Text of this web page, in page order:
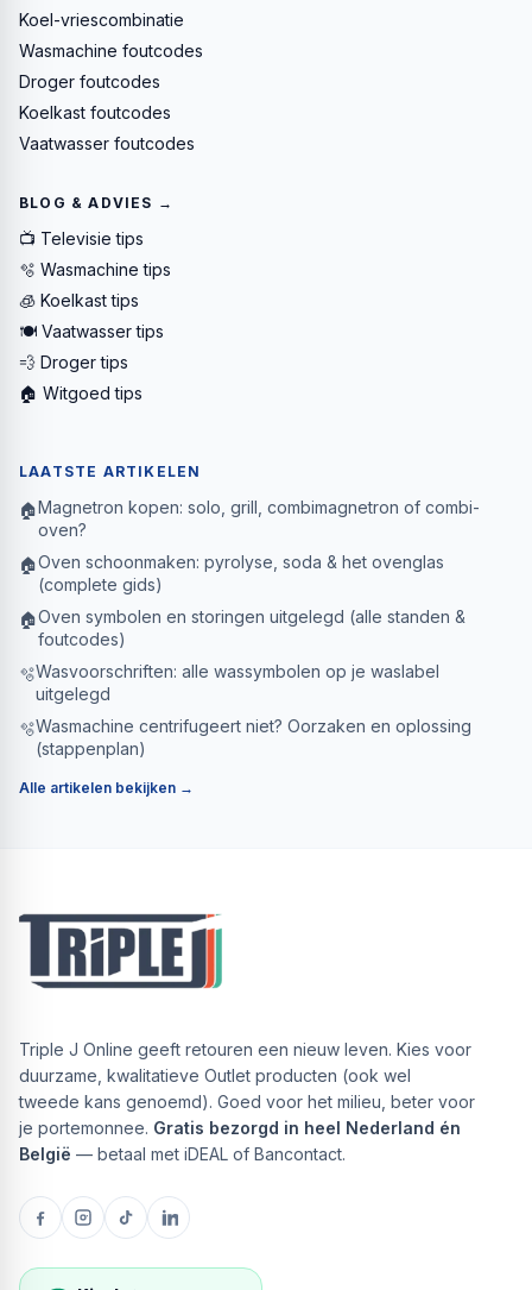
Koel-vriescombinatie
Wasmachine foutcodes
Droger foutcodes
Koelkast foutcodes
Vaatwasser foutcodes
BLOG & ADVIES →
📺 Televisie tips
🫧 Wasmachine tips
🧊 Koelkast tips
🍽️ Vaatwasser tips
💨 Droger tips
🏠 Witgoed tips
LAATSTE ARTIKELEN
🏠Magnetron kopen: solo, grill, combimagnetron of combi-
oven?
🏠Oven schoonmaken: pyrolyse, soda & het ovenglas
(complete gids)
🏠Oven symbolen en storingen uitgelegd (alle standen &
foutcodes)
🫧Wasvoorschriften: alle wassymbolen op je waslabel
uitgelegd
🫧Wasmachine centrifugeert niet? Oorzaken en oplossing
(stappenplan)
Alle artikelen bekijken →
Triple J Online geeft retouren een nieuw leven. Kies voor
duurzame, kwalitatieve Outlet producten (ook wel
tweede kans genoemd). Goed voor het milieu, beter voor
je portemonnee. Gratis bezorgd in heel Nederland én
België — betaal met iDEAL of Bancontact.